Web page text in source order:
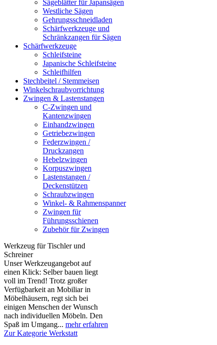
Sägeblätter für Japansägen
Westliche Sägen
Gehrungsschneidladen
Schärfwerkzeuge und
Schränkzangen für Sägen
Schärfwerkzeuge
Schleifsteine
Japanische Schleifsteine
Schleifhilfen
Stechbeitel / Stemmeisen
Winkelschraubvorrichtung
Zwingen & Lastenstangen
C-Zwingen und
Kantenzwingen
Einhandzwingen
Getriebezwingen
Federzwingen /
Druckzangen
Hebelzwingen
Korpuszwingen
Lastenstangen /
Deckenstützen
Schraubzwingen
Winkel- & Rahmenspanner
Zwingen für
Führungsschienen
Zubehör für Zwingen
Werkzeug für Tischler und
Schreiner
Unser Werkzeugangebot auf
einen Klick: Selber bauen liegt
voll im Trend! Trotz großer
Verfügbarkeit an Mobiliar in
Möbelhäusern, regt sich bei
einigen Menschen der Wunsch
nach individuellen Möbeln. Den
Spaß im Umgang... mehr erfahren
Zur Kategorie Werkstatt